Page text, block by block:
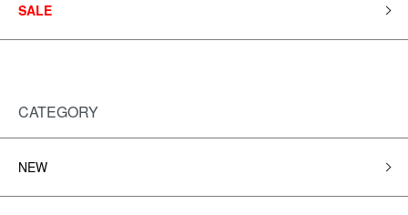
SALE
CATEGORY
NEW